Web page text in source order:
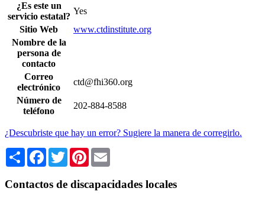
¿Es este un
servicio estatal?
Yes
Sitio Web
www.ctdinstitute.org
Nombre de la
persona de
contacto
Correo
electrónico
ctd@fhi360.org
Número de
teléfono
202-884-8588
¿Descubriste que hay un error? Sugiere la manera de corregirlo.
Share Facebook
TwitterPinterest
Contactos de discapacidades locales